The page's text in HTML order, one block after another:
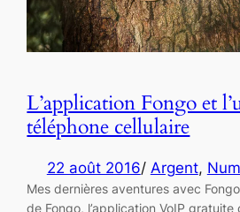
L’application Fongo et
téléphone cellulaire
22 août 2016/ Argent,
Mes dernières aventures avec
de Fongo, l’application VoIP